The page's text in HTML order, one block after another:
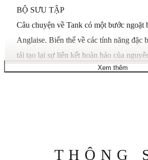
BỘ SƯU TẬP
Câu chuyện về Tank có một bước ngoặt
Anglaise. Biến thể về các tính năng đặc
tái tạo lại sự liên kết hoàn hảo của
lên dây được tích hợp liền mạch vào vỏ.
Đồng hồ Tank Anglaise, mẫu cỡ trung,
Xem thêm
THÔNG